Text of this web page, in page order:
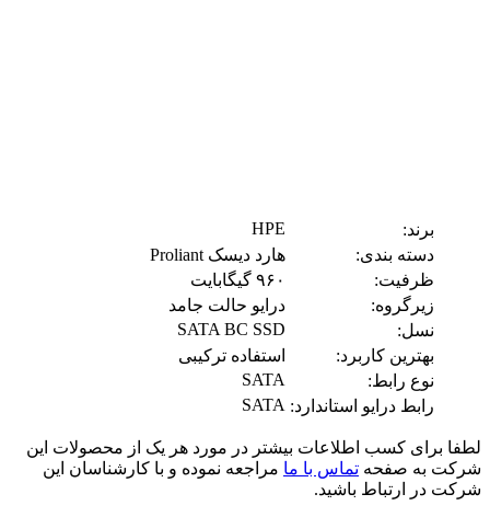
برند:
HPE
دسته بندی:
هارد دیسک Proliant
ظرفیت:
۹۶۰ گیگابایت
زیرگروه:
درایو حالت جامد
نسل:
SATA BC SSD
بهترین کاربرد:
استفاده ترکیبی
نوع رابط:
SATA
رابط درایو استاندارد: SATA
لطفا برای کسب اطلاعات بیشتر در مورد هر یک از محصولات این
شرکت به صفحه تماس با ما مراجعه نموده و با کارشناسان این
شرکت در ارتباط باشید.